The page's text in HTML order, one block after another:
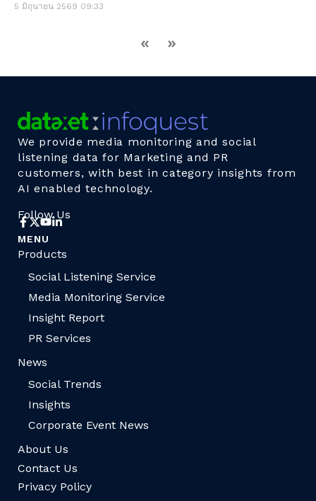
5 มิถุนายน 2569 09:33
« »
We provide media monitoring and social
listening data for Marketing and PR
customers, with best in category insights from
AI enabled technology.
Follow Us
MENU
Products
Social Listening Service
Media Monitoring Service
Insight Report
PR Services
News
Social Trends
Insights
Corporate Event News
About Us
Contact Us
Privacy Policy